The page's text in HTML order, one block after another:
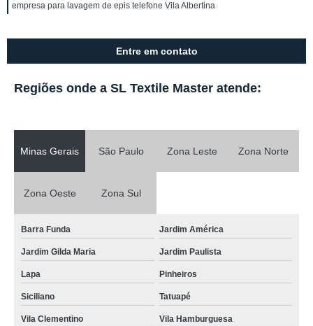
empresa para lavagem de epis telefone Vila Albertina
Entre em contato
Regiões onde a SL Textile Master atende:
Minas Gerais São Paulo Zona Leste Zona Norte
Zona Oeste Zona Sul
Barra Funda Jardim América
Jardim Gilda Maria Jardim Paulista
Lapa Pinheiros
Siciliano Tatuapé
Vila Clementino Vila Hamburguesa